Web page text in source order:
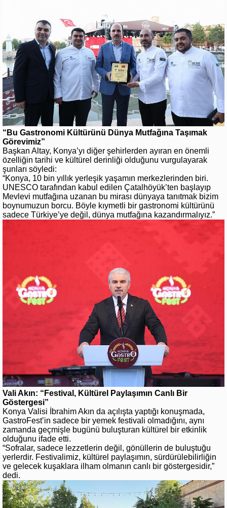
“Bu Gastronomi Kültürünü Dünya Mutfağına Taşımak
Görevimiz”
Başkan Altay, Konya’yı diğer şehirlerden ayıran en önemli
özelliğin tarihi ve kültürel derinliği olduğunu vurgulayarak
şunları söyledi:
“Konya, 10 bin yıllık yerleşik yaşamın merkezlerinden biri.
UNESCO tarafından kabul edilen Çatalhöyük’ten başlayıp
Mevlevi mutfağına uzanan bu mirası dünyaya tanıtmak bizim
boynumuzun borcu. Böyle kıymetli bir gastronomi kültürünü
sadece Türkiye’ye değil, dünya mutfağına kazandırmalıyız.”
Vali Akın: “Festival, Kültürel Paylaşımın Canlı Bir
Göstergesi”
Konya Valisi İbrahim Akın da açılışta yaptığı konuşmada,
GastroFest’in sadece bir yemek festivali olmadığını, aynı
zamanda geçmişle bugünü buluşturan kültürel bir etkinlik
olduğunu ifade etti.
“Sofralar, sadece lezzetlerin değil, gönüllerin de buluştuğu
yerlerdir. Festivalimiz, kültürel paylaşımın, sürdürülebilirliğin
ve gelecek kuşaklara ilham olmanın canlı bir göstergesidir,”
dedi.